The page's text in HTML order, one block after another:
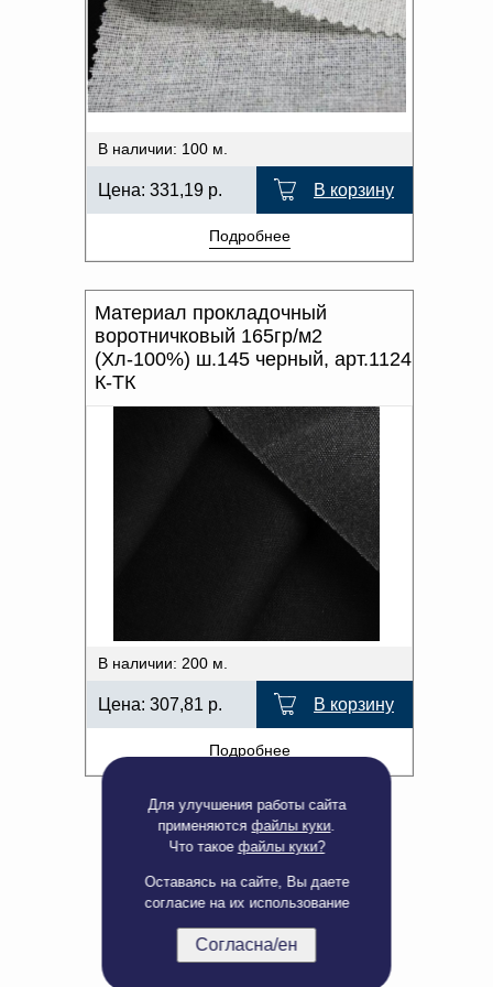
Для улучшения работы сайта
применяютсяфайлы куки.
Что такое файлы куки?
Оставаясь на сайте, Вы даете
согласие на их использование
Согласна/ен
Доверенность на
получение груза
Документы по работе с
персональными данными
Письмо руководителю
Вопросы и ответы
В наличии: 100 м.
Цена: 331,19 р. В корзину
Подробнее
Материал прокладочный
воротничковый 165гр/м2
(Хл-100%) ш.145 черный, арт.1124
К-ТК
В наличии: 200 м.
Цена: 307,81 р. В корзину
Подробнее
Полная версия сайта
в
корзину